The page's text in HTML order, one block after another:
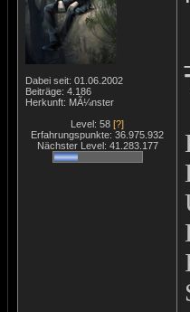
Dabei seit: 01.06.2002
Beiträge: 4.186
Herkunft: MÃ¼nster
Level: 58 [?]
Erfahrungspunkte: 36.975.932
Nächster Level: 41.283.177